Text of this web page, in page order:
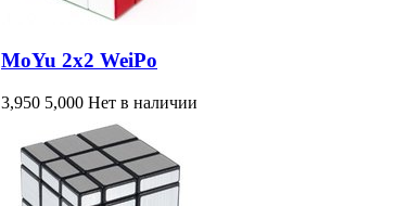
MoYu 2x2 WeiPo
3,950 5,000 Нет в наличии